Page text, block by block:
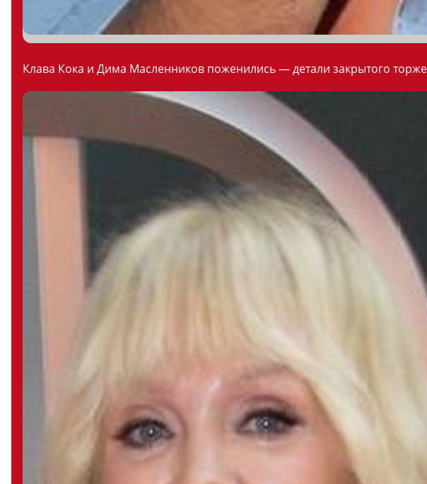
Клава Кока и Дима Масленников поженились — детали закрытого